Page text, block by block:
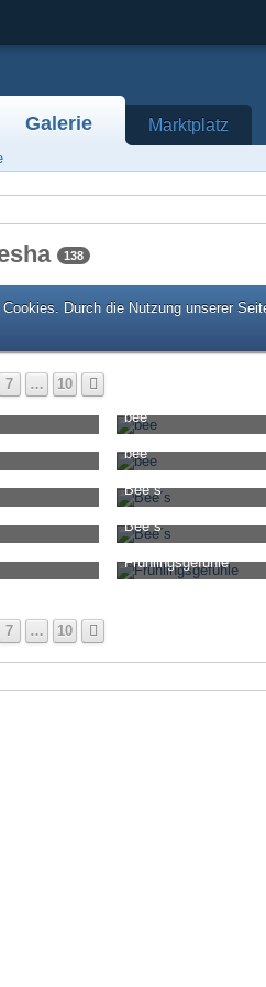
Galerie Marktplatz
138
Durch die Nutzung unserer
7 … 10
bee
noahnesha-8. Oktober
3.401
0 0
bee
noahnesha-8. Oktober
3.694
0 1
Bee´s
noahnesha-10. August
7.100
0 1
Bee´s
noahnesha-10. August
4.147
0 0
Frühlingsgefühle
noahnesha-10. März
7 … 10